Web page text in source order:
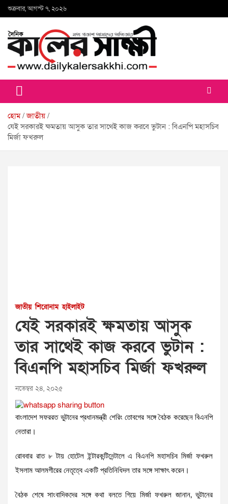
Skip
to
শুক্রবার, আগস্ট ৭, ২০২৬
কালের সাক্ষী
হোম জাতীয়
যেই সরকারই ক্ষমতায় আসুক তার সাথেই কাজ করবে ভুটান : বিএনপি মহাসচিব
মির্জা ফখরুল
জাতীয় শিরোনাম হাইলাইট
যেই সরকারই ক্ষমতায় আসুক
তার সাথেই কাজ করবে ভুটান :
বিএনপি মহাসচিব মির্জা ফখরুল
নভেম্বর ২৪, ২০২৫
বাংলাদেশ সফররত ভুটানের প্রধানমন্ত্রী শেরিং তোবগের সঙ্গে বৈঠক করেছেন বিএনপি
নেতারা।
রোববার রাত ৮ টায় হোটেল ইন্টারকন্টিনেন্টালে এ বিএনপি মহাসচিব মির্জা ফখরুল
ইসলাম আলমগীরের নেতৃত্বে একটি প্রতিনিধিদল তার সঙ্গে সাক্ষাৎ করেন।
বৈঠক শেষে সাংবাদিকদের সঙ্গে কথা বলতে গিয়ে মির্জা ফখরুল জানান, ভুটানের